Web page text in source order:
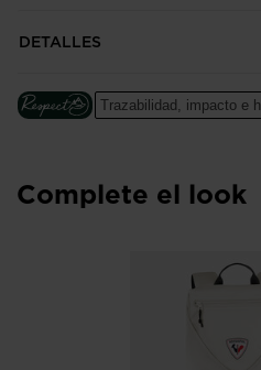
raíces alpinas francesas.
Resistentes y transpirables
El empeine está confeccionado con
Amortiguación y confort
Enfoque en la sostenibilidad
Como parte de nuestro
impacto medioambiental, estas
DETALLES
Trazabilidad, impacto e
Complete el look